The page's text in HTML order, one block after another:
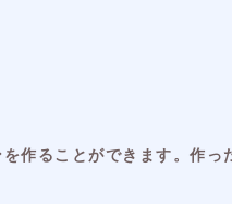
作ることができます。作っ